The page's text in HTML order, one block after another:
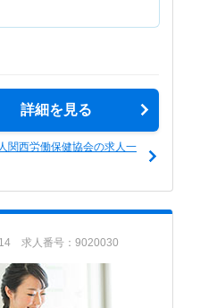
詳細を見る
関西労働保健協会の求人一
求人番号：9020030